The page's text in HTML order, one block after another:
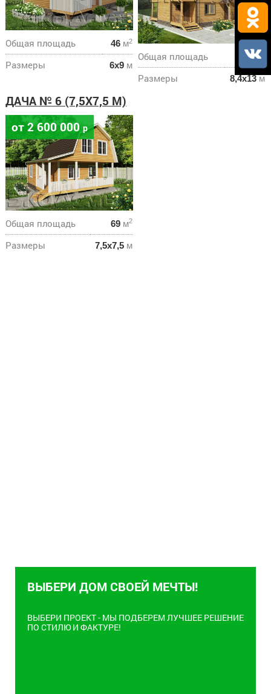
Общая площадь 46м2
Размеры 6х9м
Общая площадь 218м
Размеры 8,4х13м
ДАЧА № 6 (7,5Х7,5 М)
от 2 600 000р
Общая площадь 69м2
Размеры 7,5х7,5м
ВЫБЕРИ ДОМ СВОЕЙ МЕЧТЫ!
ВЫБЕРИ ПРОЕКТ - МЫ ПОДБЕРЕМ ЛУЧШЕЕ РЕШЕНИЕ
ПО СТИЛЮ И ФАКТУРЕ!